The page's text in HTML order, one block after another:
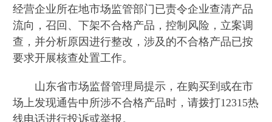
经营企业所在地市场监管部门已责令企业查清产品
流向，召回、下架不合格产品，控制风险，立案调
查，并分析原因进行整改，涉及的不合格产品已按
要求开展核查处置工作。
山东省市场监督管理局提示，在购买到或在市
场上发现通告中所涉不合格产品时，请拨打12315热
线电话进行投诉或举报。